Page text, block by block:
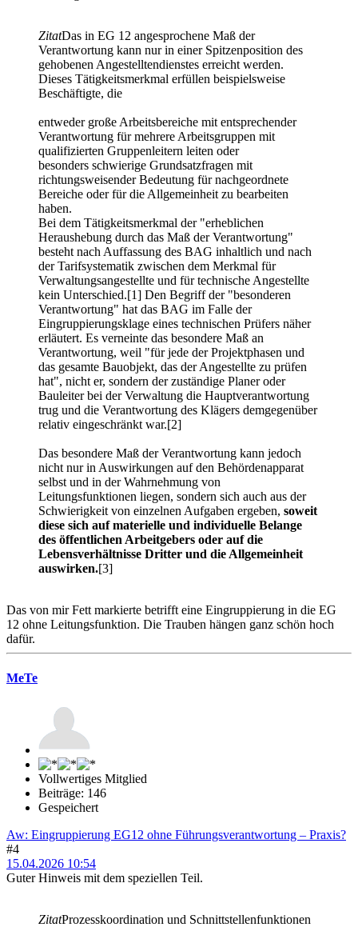
ZitatDas in EG 12 angesprochene Maß der
Verantwortung kann nur in einer Spitzenposition des
gehobenen Angestelltendienstes erreicht werden.
Dieses Tätigkeitsmerkmal erfüllen beispielsweise
Beschäftigte, die
entweder große Arbeitsbereiche mit entsprechender
Verantwortung für mehrere Arbeitsgruppen mit
qualifizierten Gruppenleitern leiten oder
besonders schwierige Grundsatzfragen mit
richtungsweisender Bedeutung für nachgeordnete
Bereiche oder für die Allgemeinheit zu bearbeiten
haben.
Bei dem Tätigkeitsmerkmal der "erheblichen
Heraushebung durch das Maß der Verantwortung"
besteht nach Auffassung des BAG inhaltlich und nach
der Tarifsystematik zwischen dem Merkmal für
Verwaltungsangestellte und für technische Angestellte
kein Unterschied.[1] Den Begriff der "besonderen
Verantwortung" hat das BAG im Falle der
Eingruppierungsklage eines technischen Prüfers näher
erläutert. Es verneinte das besondere Maß an
Verantwortung, weil "für jede der Projektphasen und
das gesamte Bauobjekt, das der Angestellte zu prüfen
hat", nicht er, sondern der zuständige Planer oder
Bauleiter bei der Verwaltung die Hauptverantwortung
trug und die Verantwortung des Klägers demgegenüber
relativ eingeschränkt war.[2]
Das besondere Maß der Verantwortung kann jedoch
nicht nur in Auswirkungen auf den Behördenapparat
selbst und in der Wahrnehmung von
Leitungsfunktionen liegen, sondern sich auch aus der
Schwierigkeit von einzelnen Aufgaben ergeben, soweit
diese sich auf materielle und individuelle Belange
des öffentlichen Arbeitgebers oder auf die
Lebensverhältnisse Dritter und die Allgemeinheit
auswirken.[3]
Das von mir Fett markierte betrifft eine Eingruppierung in die EG
12 ohne Leitungsfunktion. Die Trauben hängen ganz schön hoch
dafür.
MeTe
Vollwertiges Mitglied
Beiträge: 146
Gespeichert
Aw: Eingruppierung EG12 ohne Führungsverantwortung – Praxis?
#4
15.04.2026 10:54
Guter Hinweis mit dem speziellen Teil.
ZitatProzesskoordination und Schnittstellenfunktionen